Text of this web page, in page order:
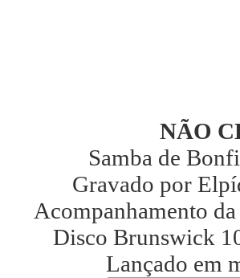
NÃO
Samba de
Gravado por
Acompanhamento
Disco Brunswick
Lançado em